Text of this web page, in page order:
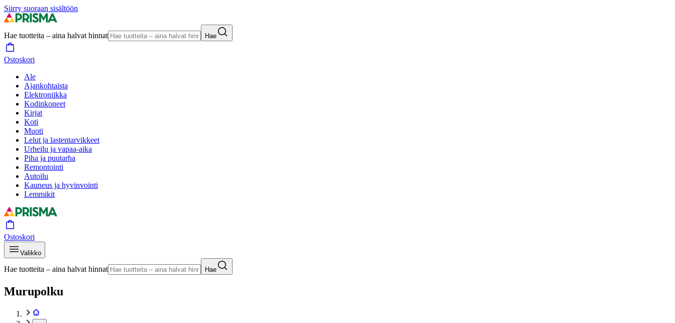
Siirry suoraan sisältöön
Hae tuotteita – aina halvat hinnat Hae
Ostoskori
Ale
Ajankohtaista
Elektroniikka
Kodinkoneet
Kirjat
Koti
Muoti
Lelut ja lastentarvikkeet
Urheilu ja vapaa-aika
Piha ja puutarha
Remontointi
Autoilu
Kauneus ja hyvinvointi
Lemmikit
Ostoskori
Valikko
Hae tuotteita – aina halvat hinnat Hae
Murupolku